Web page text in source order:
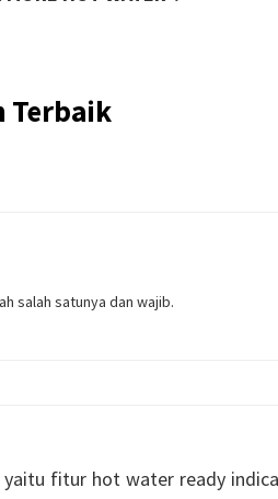
Terbaik
salah satunya dan wajib.
yaitu fitur hot water ready